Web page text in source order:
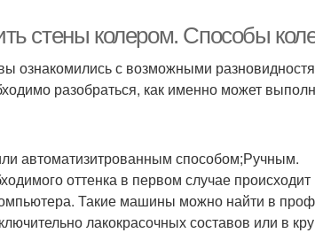
стены колером. Способы
ознакомились с возможными
разобраться, как именно может
автоматизитрованным способом;Ручным.
оттенка в первом случае
Такие машины можно найти в
лакокрасочных составов или в